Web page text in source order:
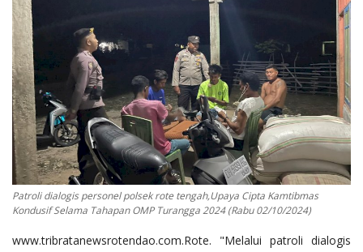
Patroli dialogis personel polsek rote tengah,Upaya Cipta Kamtibmas
Kondusif Selama Tahapan OMP Turangga 2024 (Rabu 02/10/2024)
www.tribratanewsrotendao.com.Rote. "Melalui patroli dialogis